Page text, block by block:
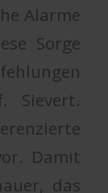
Alarme
Sorge
Sievert.
Damit
das